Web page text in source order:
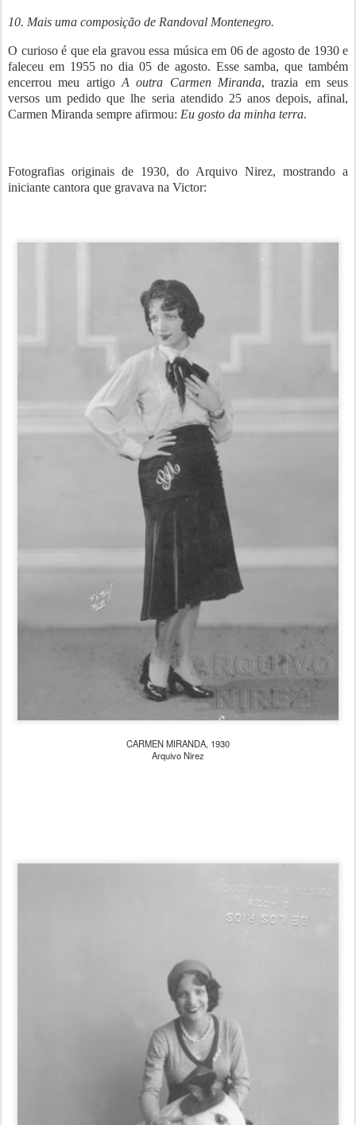
10. Mais uma composição de Randoval Montenegro.
O curioso é que ela gravou essa música em 06 de agosto de 1930 e
faleceu em 1955 no dia 05 de agosto. Esse samba, que também
encerrou meu artigo A outra Carmen Miranda, trazia em seus
versos um pedido que lhe seria atendido 25 anos depois, afinal,
Carmen Miranda sempre afirmou: Eu gosto da minha terra.
Fotografias originais de 1930, do Arquivo Nirez, mostrando a
iniciante cantora que gravava na Victor:
CARMEN MIRANDA, 1930
Arquivo Nirez